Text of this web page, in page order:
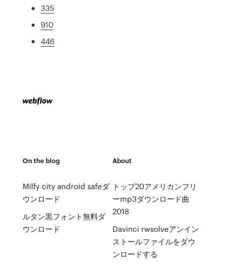
335
910
446
On the blog
Milfy city android safeダ
ウンロード
ルタン黒フォント無料ダ
ウンロード
About
トップ20アメリカンフリ
ーmp3ダウンロード曲
2018
Davinci rwsolveアンイン
ストールファイルをダウ
ンロードする